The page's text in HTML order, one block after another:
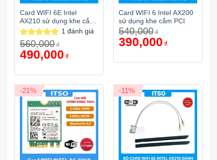
Card WIFI 6E Intel
AX210 sử dụng khe cắm
PCIe
Được xếp
hạng5.00
5 sao
1 đánh giá
560,000 ₫
Giá
gốc
490,000 ₫hiện
490,000₫.
Card WIFI 6 Intel AX200
sử dụng khe cắm PCI
540,000 ₫
Giá
gốc
390,000 ₫hiện
390,000₫.
-21% -11%